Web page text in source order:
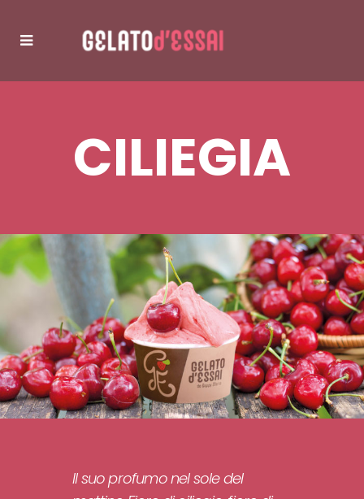
CILIEGIA
Il suo profumo nel sole del